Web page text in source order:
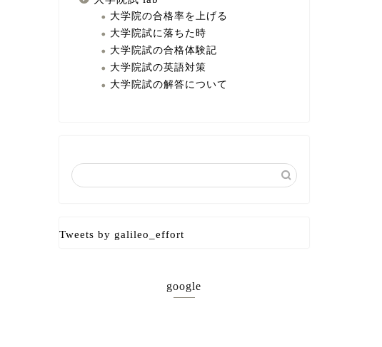
大学院の合格率を上げる
大学院試に落ちた時
大学院試の合格体験記
大学院試の英語対策
大学院試の解答について
Tweets by galileo_effort
google